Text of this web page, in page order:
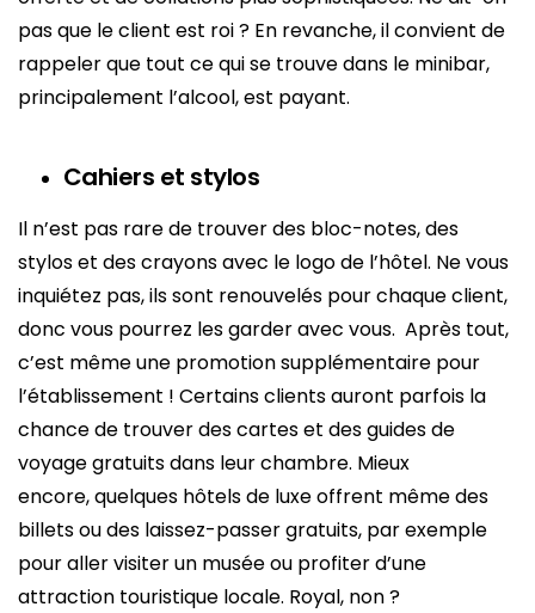
pas que le client est roi ? En revanche, il convient de
rappeler que tout ce qui se trouve dans le minibar,
principalement l’alcool, est payant.
Cahiers et stylos
Il n’est pas rare de trouver des bloc-notes, des
stylos et des crayons avec le logo de l’hôtel. Ne vous
inquiétez pas, ils sont renouvelés pour chaque client,
donc vous pourrez les garder avec vous. Après tout,
c’est même une promotion supplémentaire pour
l’établissement ! Certains clients auront parfois la
chance de trouver des cartes et des guides de
voyage gratuits dans leur chambre. Mieux
encore, quelques hôtels de luxe offrent même des
billets ou des laissez-passer gratuits, par exemple
pour aller visiter un musée ou profiter d’une
attraction touristique locale. Royal, non ?